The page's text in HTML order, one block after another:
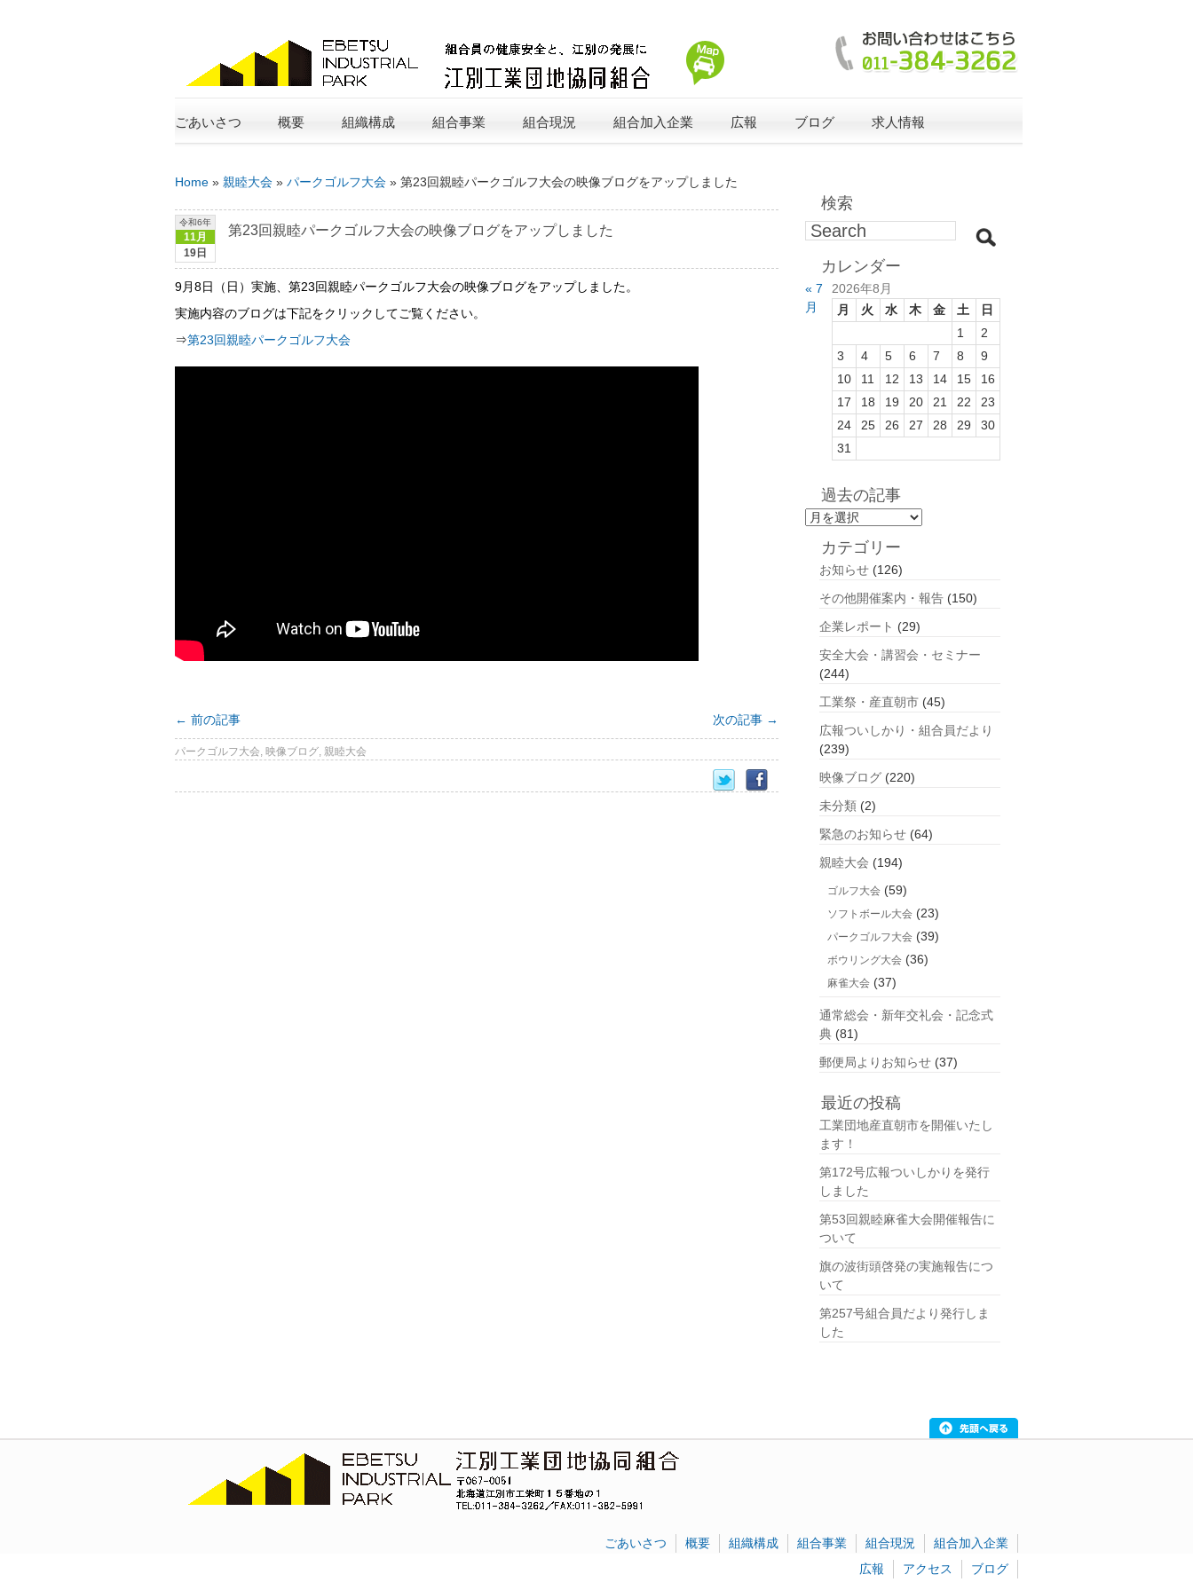
ごあいさつ 概要 組織構成 組合事業 組合現況 組合加入企業 広報 ブログ 求人情報
Home » 親睦大会 » パークゴルフ大会 » 第23回親睦パークゴルフ大会の映像ブログをアップしました
令和6年
11月
19日
第23回親睦パークゴルフ大会の映像ブログをアップしました
9月8日（日）実施、第23回親睦パークゴルフ大会の映像ブログをアップしました。
実施内容のブログは下記をクリックしてご覧ください。
⇒第23回親睦パークゴルフ大会
← 前の記事 次の記事 →
パークゴルフ大会, 映像ブログ, 親睦大会
検索
カレンダー
2026年8月
月
火 水 木 金 土
日
1
2
3
4 5 6 7 8
9
10
11 12 13 14 15
16
17
18 19 20 21 22
23
24
25 26 27 28 29
30
31
« 7
月
過去の記事
過
カテゴリー
お知らせ (126)
その他開催案内・報告 (150)
企業レポート (29)
安全大会・講習会・セミナー
(244)
工業祭・産直朝市 (45)
広報ついしかり・組合員だより
(239)
映像ブログ (220)
未分類 (2)
緊急のお知らせ (64)
親睦大会 (194)
ゴルフ大会 (59)
ソフトボール大会 (23)
パークゴルフ大会 (39)
ボウリング大会 (36)
麻雀大会 (37)
通常総会・新年交礼会・記念式
典 (81)
郵便局よりお知らせ (37)
最近の投稿
工業団地産直朝市を開催いたし
ます！
第172号広報ついしかりを発行
しました
第53回親睦麻雀大会開催報告に
ついて
旗の波街頭啓発の実施報告につ
いて
第257号組合員だより発行しま
した
ごあいさつ 概要 組織構成 組合事業 組合現況
組合加入企業
広報
アクセス ブログ